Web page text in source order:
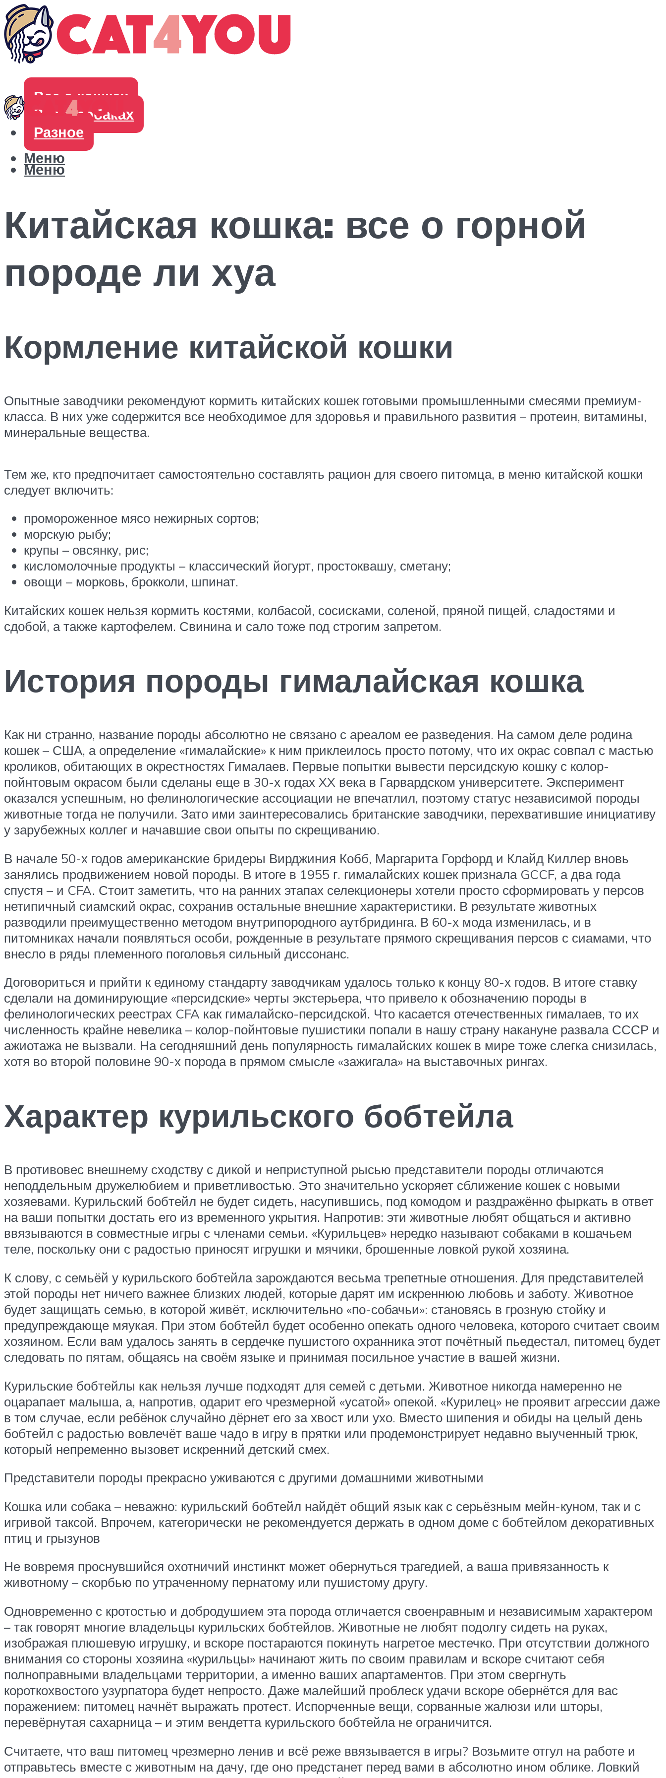
Все о кошках
Все о собаках
Разное
Меню
Меню
Китайская кошка: все о горной
породе ли хуа
Кормление китайской кошки
Опытные заводчики рекомендуют кормить китайских кошек готовыми промышленными смесями премиум-
класса. В них уже содержится все необходимое для здоровья и правильного развития – протеин, витамины,
минеральные вещества.
Тем же, кто предпочитает самостоятельно составлять рацион для своего питомца, в меню китайской кошки
следует включить:
промороженное мясо нежирных сортов;
морскую рыбу;
крупы – овсянку, рис;
кисломолочные продукты – классический йогурт, простоквашу, сметану;
овощи – морковь, брокколи, шпинат.
Китайских кошек нельзя кормить костями, колбасой, сосисками, соленой, пряной пищей, сладостями и
сдобой, а также картофелем. Свинина и сало тоже под строгим запретом.
История породы гималайская кошка
Как ни странно, название породы абсолютно не связано с ареалом ее разведения. На самом деле родина
кошек – США, а определение «гималайские» к ним приклеилось просто потому, что их окрас совпал с мастью
кроликов, обитающих в окрестностях Гималаев. Первые попытки вывести персидскую кошку с колор-
пойнтовым окрасом были сделаны еще в 30-х годах XX века в Гарвардском университете. Эксперимент
оказался успешным, но фелинологические ассоциации не впечатлил, поэтому статус независимой породы
животные тогда не получили. Зато ими заинтересовались британские заводчики, перехватившие инициативу
у зарубежных коллег и начавшие свои опыты по скрещиванию.
В начале 50-х годов американские бридеры Вирджиния Кобб, Маргарита Горфорд и Клайд Киллер вновь
занялись продвижением новой породы. В итоге в 1955 г. гималайских кошек признала GCCF, а два года
спустя – и CFA. Стоит заметить, что на ранних этапах селекционеры хотели просто сформировать у персов
нетипичный сиамский окрас, сохранив остальные внешние характеристики. В результате животных
разводили преимущественно методом внутрипородного аутбридинга. В 60-х мода изменилась, и в
питомниках начали появляться особи, рожденные в результате прямого скрещивания персов с сиамами, что
внесло в ряды племенного поголовья сильный диссонанс.
Договориться и прийти к единому стандарту заводчикам удалось только к концу 80-х годов. В итоге ставку
сделали на доминирующие «персидские» черты экстерьера, что привело к обозначению породы в
фелинологических реестрах CFA как гималайско-персидской. Что касается отечественных гималаев, то их
численность крайне невелика – колор-пойнтовые пушистики попали в нашу страну накануне развала СССР и
ажиотажа не вызвали. На сегодняшний день популярность гималайских кошек в мире тоже слегка снизилась,
хотя во второй половине 90-х порода в прямом смысле «зажигала» на выставочных рингах.
Характер курильского бобтейла
В противовес внешнему сходству с дикой и неприступной рысью представители породы отличаются
неподдельным дружелюбием и приветливостью. Это значительно ускоряет сближение кошек с новыми
хозяевами. Курильский бобтейл не будет сидеть, насупившись, под комодом и раздражённо фыркать в ответ
на ваши попытки достать его из временного укрытия. Напротив: эти животные любят общаться и активно
ввязываются в совместные игры с членами семьи. «Курильцев» нередко называют собаками в кошачьем
теле, поскольку они с радостью приносят игрушки и мячики, брошенные ловкой рукой хозяина.
К слову, с семьёй у курильского бобтейла зарождаются весьма трепетные отношения. Для представителей
этой породы нет ничего важнее близких людей, которые дарят им искреннюю любовь и заботу. Животное
будет защищать семью, в которой живёт, исключительно «по-собачьи»: становясь в грозную стойку и
предупреждающе мяукая. При этом бобтейл будет особенно опекать одного человека, которого считает своим
хозяином. Если вам удалось занять в сердечке пушистого охранника этот почётный пьедестал, питомец будет
следовать по пятам, общаясь на своём языке и принимая посильное участие в вашей жизни.
Курильские бобтейлы как нельзя лучше подходят для семей с детьми. Животное никогда намеренно не
оцарапает малыша, а, напротив, одарит его чрезмерной «усатой» опекой. «Курилец» не проявит агрессии даже
в том случае, если ребёнок случайно дёрнет его за хвост или ухо. Вместо шипения и обиды на целый день
бобтейл с радостью вовлечёт ваше чадо в игру в прятки или продемонстрирует недавно выученный трюк,
который непременно вызовет искренний детский смех.
Представители породы прекрасно уживаются с другими домашними животными
Кошка или собака – неважно: курильский бобтейл найдёт общий язык как с серьёзным мейн-куном, так и с
игривой таксой. Впрочем, категорически не рекомендуется держать в одном доме с бобтейлом декоративных
птиц и грызунов
Не вовремя проснувшийся охотничий инстинкт может обернуться трагедией, а ваша привязанность к
животному – скорбью по утраченному пернатому или пушистому другу.
Одновременно с кротостью и добродушием эта порода отличается своенравным и независимым характером
– так говорят многие владельцы курильских бобтейлов. Животные не любят подолгу сидеть на руках,
изображая плюшевую игрушку, и вскоре постараются покинуть нагретое местечко. При отсутствии должного
внимания со стороны хозяина «курильцы» начинают жить по своим правилам и вскоре считают себя
полноправными владельцами территории, а именно ваших апартаментов. При этом свергнуть
короткохвостого узурпатора будет непросто. Даже малейший проблеск удачи вскоре обернётся для вас
поражением: питомец начнёт выражать протест. Испорченные вещи, сорванные жалюзи или шторы,
перевёрнутая сахарница – и этим вендетта курильского бобтейла не ограничится.
Считаете, что ваш питомец чрезмерно ленив и всё реже ввязывается в игры? Возьмите отгул на работе и
отправьтесь вместе с животным на дачу, где оно предстанет перед вами в абсолютно ином облике. Ловкий